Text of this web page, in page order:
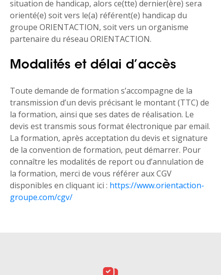
situation de handicap, alors ce(tte) dernier(ère) sera
orienté(e) soit vers le(a) référent(e) handicap du
groupe ORIENTACTION, soit vers un organisme
partenaire du réseau ORIENTACTION.
Modalités et délai d’accès
Toute demande de formation s’accompagne de la
transmission d’un devis précisant le montant (TTC) de
la formation, ainsi que ses dates de réalisation. Le
devis est transmis sous format électronique par email.
La formation, après acceptation du devis et signature
de la convention de formation, peut démarrer. Pour
connaître les modalités de report ou d’annulation de
la formation, merci de vous référer aux CGV
disponibles en cliquant ici : https://www.orientaction-
groupe.com/cgv/